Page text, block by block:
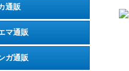
通販
マ通販
ガ通販